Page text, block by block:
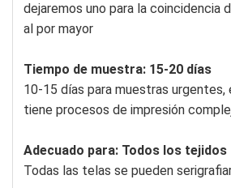
dejaremos uno para la coincidencia
al por mayor
Tiempo de muestra: 15-20 días
10-15 días para muestras urgentes,
tiene procesos de impresión
Adecuado para: Todos los tejidos
Todas las telas se pueden